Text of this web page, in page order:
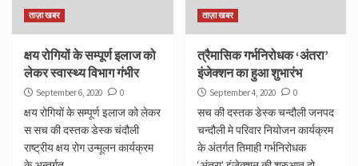
ताज़ा खबर
क्षय रोगियों के सम्पूर्ण इलाज को
लेकर स्वास्थ्य विभाग गंभीर
September 6, 2020 0
क्षय रोगियों के सम्पूर्ण इलाज को लेकर
स सच की दस्तक डेस्क चंदौली
राष्ट्रीय क्षय रोग उन्मूलन कार्यक्रम
ताज़ा खबर
त्रैमासिक गर्भनिरोधक ‘अंतरा’
इंजेक्शन का हुआ शुभारंभ
September 4, 2020 0
सच की दस्तक डेस्क चन्दौली जनपद
चन्दौली मे परिवार नियोजन कार्यक्रम
के अंतर्गत तिमाही गर्भनिरोधक